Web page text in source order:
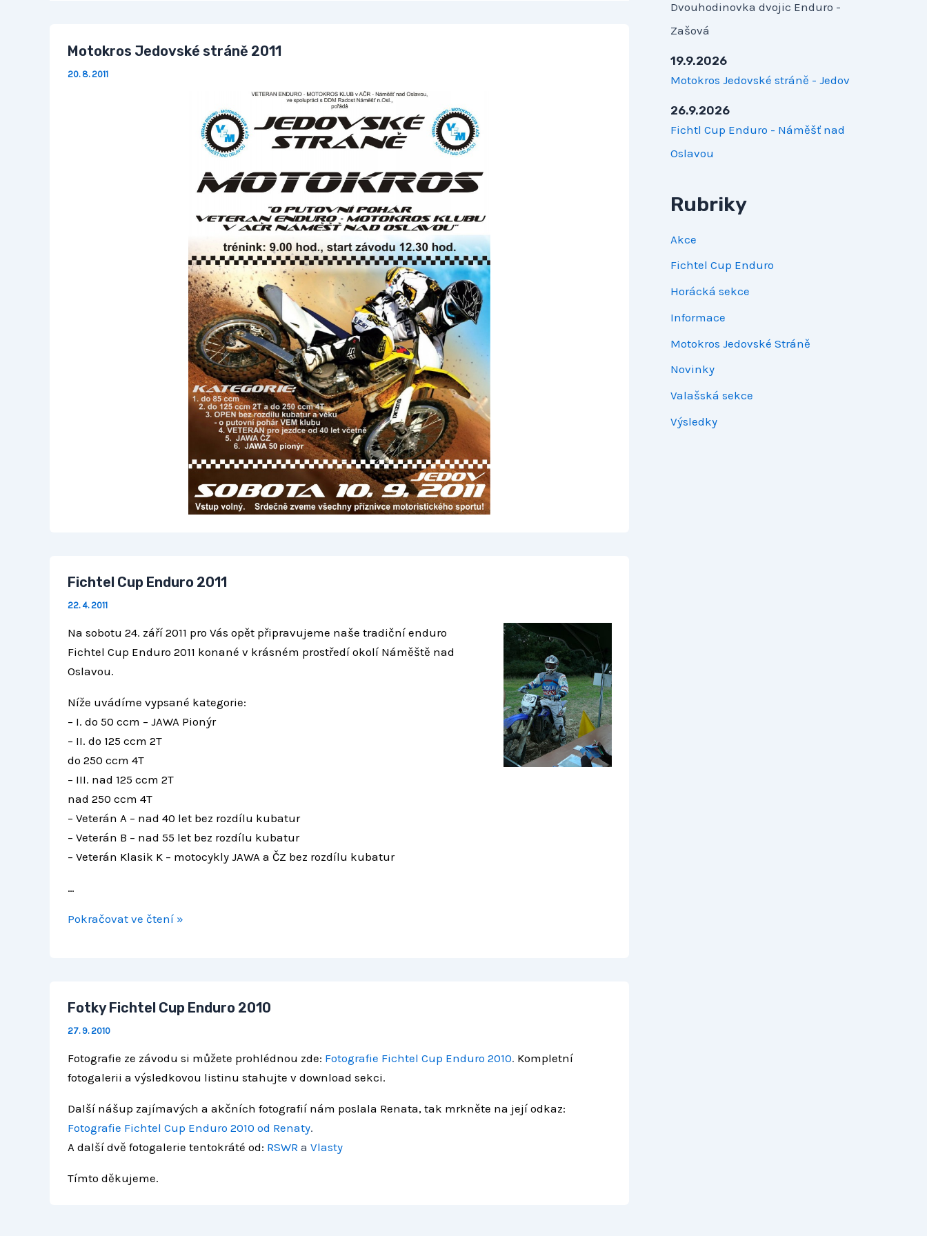
Motokros Jedovské stráně 2011
20. 8. 2011
Fichtel Cup Enduro 2011
22. 4. 2011
Na sobotu 24. září 2011 pro Vás opět připravujeme naše tradiční enduro
Fichtel Cup Enduro 2011 konané v krásném prostředí okolí Náměště nad
Oslavou.
Níže uvádíme vypsané kategorie:
– I. do 50 ccm – JAWA Pionýr
– II. do 125 ccm 2T
do 250 ccm 4T
– III. nad 125 ccm 2T
nad 250 ccm 4T
– Veterán A – nad 40 let bez rozdílu kubatur
– Veterán B – nad 55 let bez rozdílu kubatur
– Veterán Klasik K – motocykly JAWA a ČZ bez rozdílu kubatur
…
Cup
Enduro
Pokračovat ve čtení »
Fotky Fichtel Cup Enduro 2010
27. 9. 2010
Fotografie ze závodu si můžete prohlédnou zde: Fotografie Fichtel Cup Enduro 2010. Kompletní
fotogalerii a výsledkovou listinu stahujte v download sekci.
Další nášup zajímavých a akčních fotografií nám poslala Renata, tak mrkněte na její odkaz:
Fotografie Fichtel Cup Enduro 2010 od Renaty.
A další dvě fotogalerie tentokráté od: RSWR a Vlasty
Tímto děkujeme.
Dvouhodinovka dvojic Enduro -
Zašová
19.9.2026
Motokros Jedovské stráně - Jedov
26.9.2026
Fichtl Cup Enduro - Náměšť nad
Oslavou
Rubriky
Akce
Fichtel Cup Enduro
Horácká sekce
Informace
Motokros Jedovské Stráně
Novinky
Valašská sekce
Výsledky